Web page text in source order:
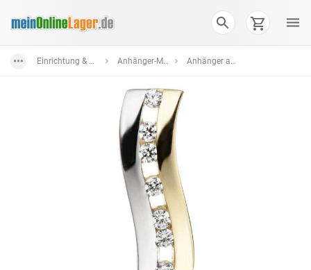
Einrichtung & Wohnaccessoires Anhänger-Medaillons Anhänger aus Gelbgold